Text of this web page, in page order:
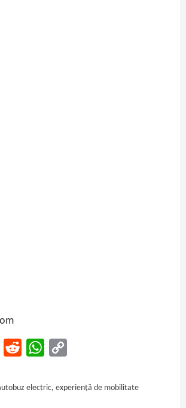
LinkedInReddit WhatsApp
electric, experiență de mobilitate